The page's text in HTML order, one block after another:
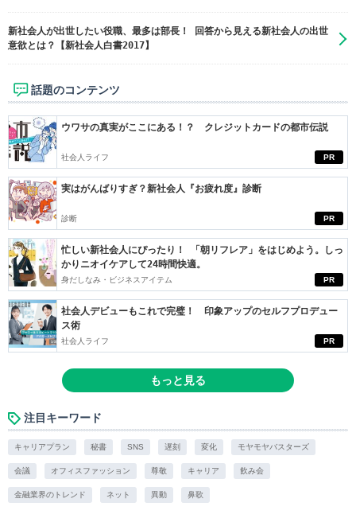
新社会人が出世したい役職、最多は部長！ 回答から見える新社会人の出世
意欲とは？【新社会人白書2017】
話題のコンテンツ
PR
ウワサの真実がここにある！？ クレジットカードの都市伝説
社会人ライフ
PR
実はがんばりすぎ？新社会人『お疲れ度』診断
診断
PR
忙しい新社会人にぴったり！ 「朝リフレア」をはじめよう。しっ
かりニオイケアして24時間快適。
身だしなみ・ビジネスアイテム
PR
社会人デビューもこれで完璧！ 印象アップのセルフプロデュー
ス術
社会人ライフ
もっと見る
注目キーワード
キャリアプラン 秘書 SNS 遅刻 変化 モヤモヤバスターズ
会議 オフィスファッション 尊敬 キャリア 飲み会
金融業界のトレンド ネット 異動 鼻歌